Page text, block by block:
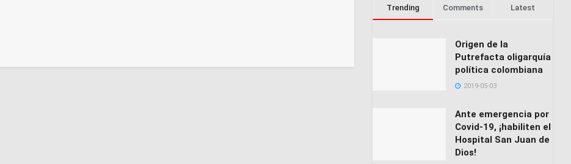
Trending Comments Latest
Origen de la
Putrefacta oligarquía
política colombiana
2019-05-03
Ante emergencia por
Covid-19, ¡habiliten el
Hospital San Juan de
Dios!